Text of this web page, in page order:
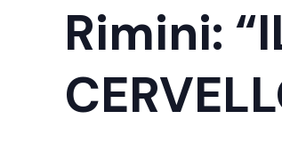
Rimini: